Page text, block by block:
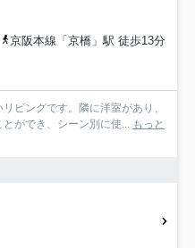
京阪本線「京橋」駅 徒歩13分
ビングです。隣に洋室があり、
ができ、シーン別に使... もっと